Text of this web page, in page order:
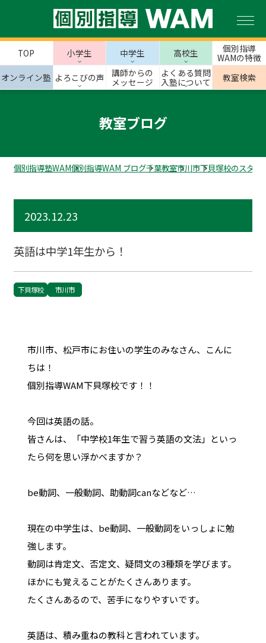
TOP 小学生 中学生 高校生
個別指導
WAMの特徴
オンライン塾 よろこびの声
講師からの
メッセージ
よくある質問
入塾について
教室検索
教室ブログ
個別指導塾WAM個別指導WAM ブログ千葉教室市川市下貝塚校のスタッ
2023.12.23
英語は中学1年生から！
下貝塚校 市川市
市川市、松戸市にお住いの学生のみなさん、こんに
ちは！
個別指導WAM下貝塚校です！！
今回は英語の話。
皆さんは、「中学校1年生で習う英語の文法」といっ
たら何を思い浮かべますか？
be動詞、一般動詞、助動詞canなどなど…
現在の中学生は、be動詞、一般動詞をいっしょに勉
強します。
動詞は肯定文、否定文、疑問文の3種類を学びます。
ほかにも覚えることがたくさんあります。
たくさんあるので、苦手になりやすいです。
英語は、積み重ねの教科と言われています。